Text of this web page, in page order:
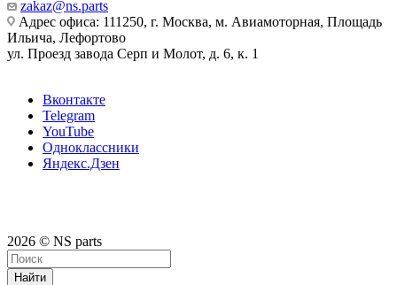
zakaz@ns.parts
Адрес офиса: 111250, г. Москва, м. Авиамоторная, Площадь
Ильича, Лефортово
ул. Проезд завода Серп и Молот, д. 6, к. 1
Вконтакте
Telegram
YouTube
Одноклассники
Яндекс.Дзен
2026 © NS parts
Найти